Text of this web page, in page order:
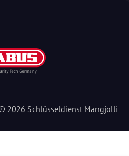
2026 Schlüsseldienst Mangjolli